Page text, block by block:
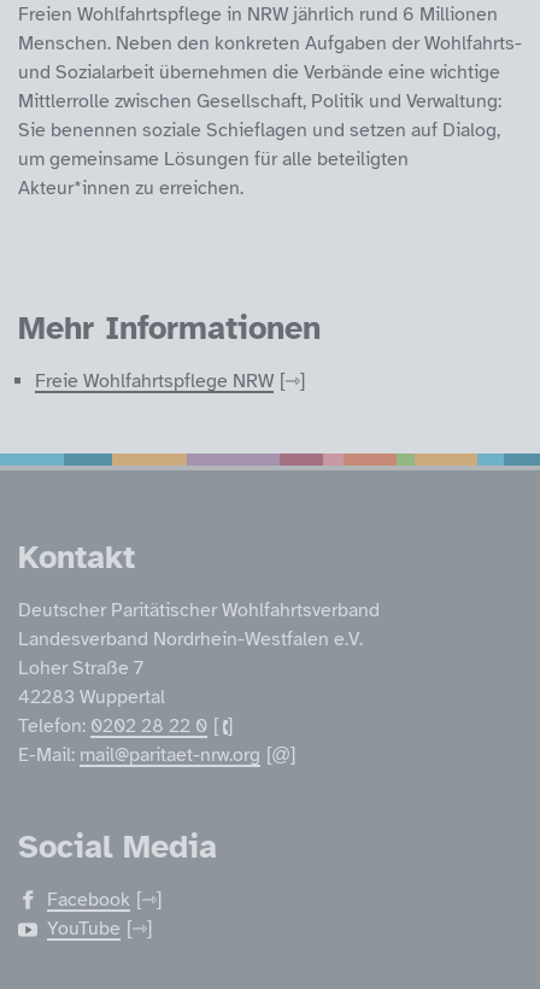
Freien Wohlfahrtspflege in NRW jährlich rund 6 Millionen
Menschen. Neben den konkreten Aufgaben der Wohlfahrts-
und Sozialarbeit übernehmen die Verbände eine wichtige
Mittlerrolle zwischen Gesellschaft, Politik und Verwaltung:
Sie benennen soziale Schieflagen und setzen auf Dialog,
um gemeinsame Lösungen für alle beteiligten
Akteur*innen zu erreichen.
Mehr Informationen
Freie Wohlfahrtspflege NRW
Service
Kontakt
Deutscher Paritätischer Wohlfahrtsverband
Landesverband Nordrhein-Westfalen e.V.
Loher Straße 7
42283 Wuppertal
Telefon: 0202 28 22 0
E-Mail: mail@paritaet-nrw.org
Social Media
Facebook
YouTube